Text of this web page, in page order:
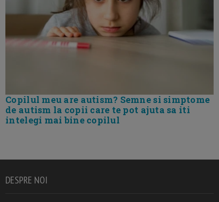
Copilul meu are autism? Semne si simptome
de autism la copii care te pot ajuta sa iti
intelegi mai bine copilul
DESPRE NOI